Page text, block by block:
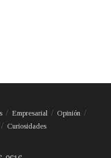
Empresarial
Opinión
Curiosidades